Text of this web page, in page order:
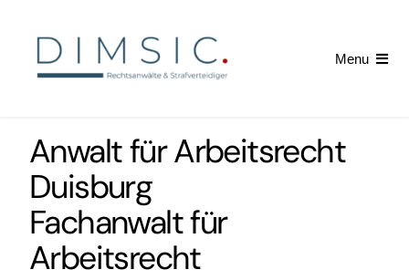
content
Menu
Arbeitsrecht
Kündigung erhalten
News
Anwalt für Arbeitsrecht
Duisburg
Fachanwalt für
Arbeitsrecht